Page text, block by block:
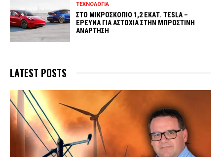
ΤΕΧΝΟΛΟΓΙΑ
ΣΤΟ ΜΙΚΡΟΣΚΟΠΙΟ 1,2 ΕΚΑΤ. TESLA –
ΕΡΕΥΝΑ ΓΙΑ ΑΣΤΟΧΙΑ ΣΤΗΝ ΜΠΡΟΣΤΙΝΗ
ΑΝΑΡΤΗΣΗ
LATEST POSTS